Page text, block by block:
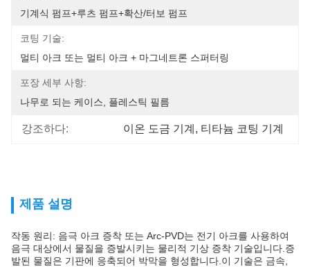
기계식 펌프+루츠 펌프+확산/터보 펌프
코팅 기술:
멀티 아크 또는 멀티 아크 + 마그네트론 스퍼터링
포장 세부 사항:
나무로 되는 케이스, 플레스틱 필름
강조하다: 이온 도금 기계 , 티타늄 코팅 기계
제품 설명
작동 원리: 음극 아크 증착 또는 Arc-PVD는 전기 아크를 사용하여
음극 대상에서 물질을 증발시키는 물리적 기상 증착 기술입니다.증
발된 물질은 기판에 응축되어 박막을 형성합니다.이 기술은 금속,